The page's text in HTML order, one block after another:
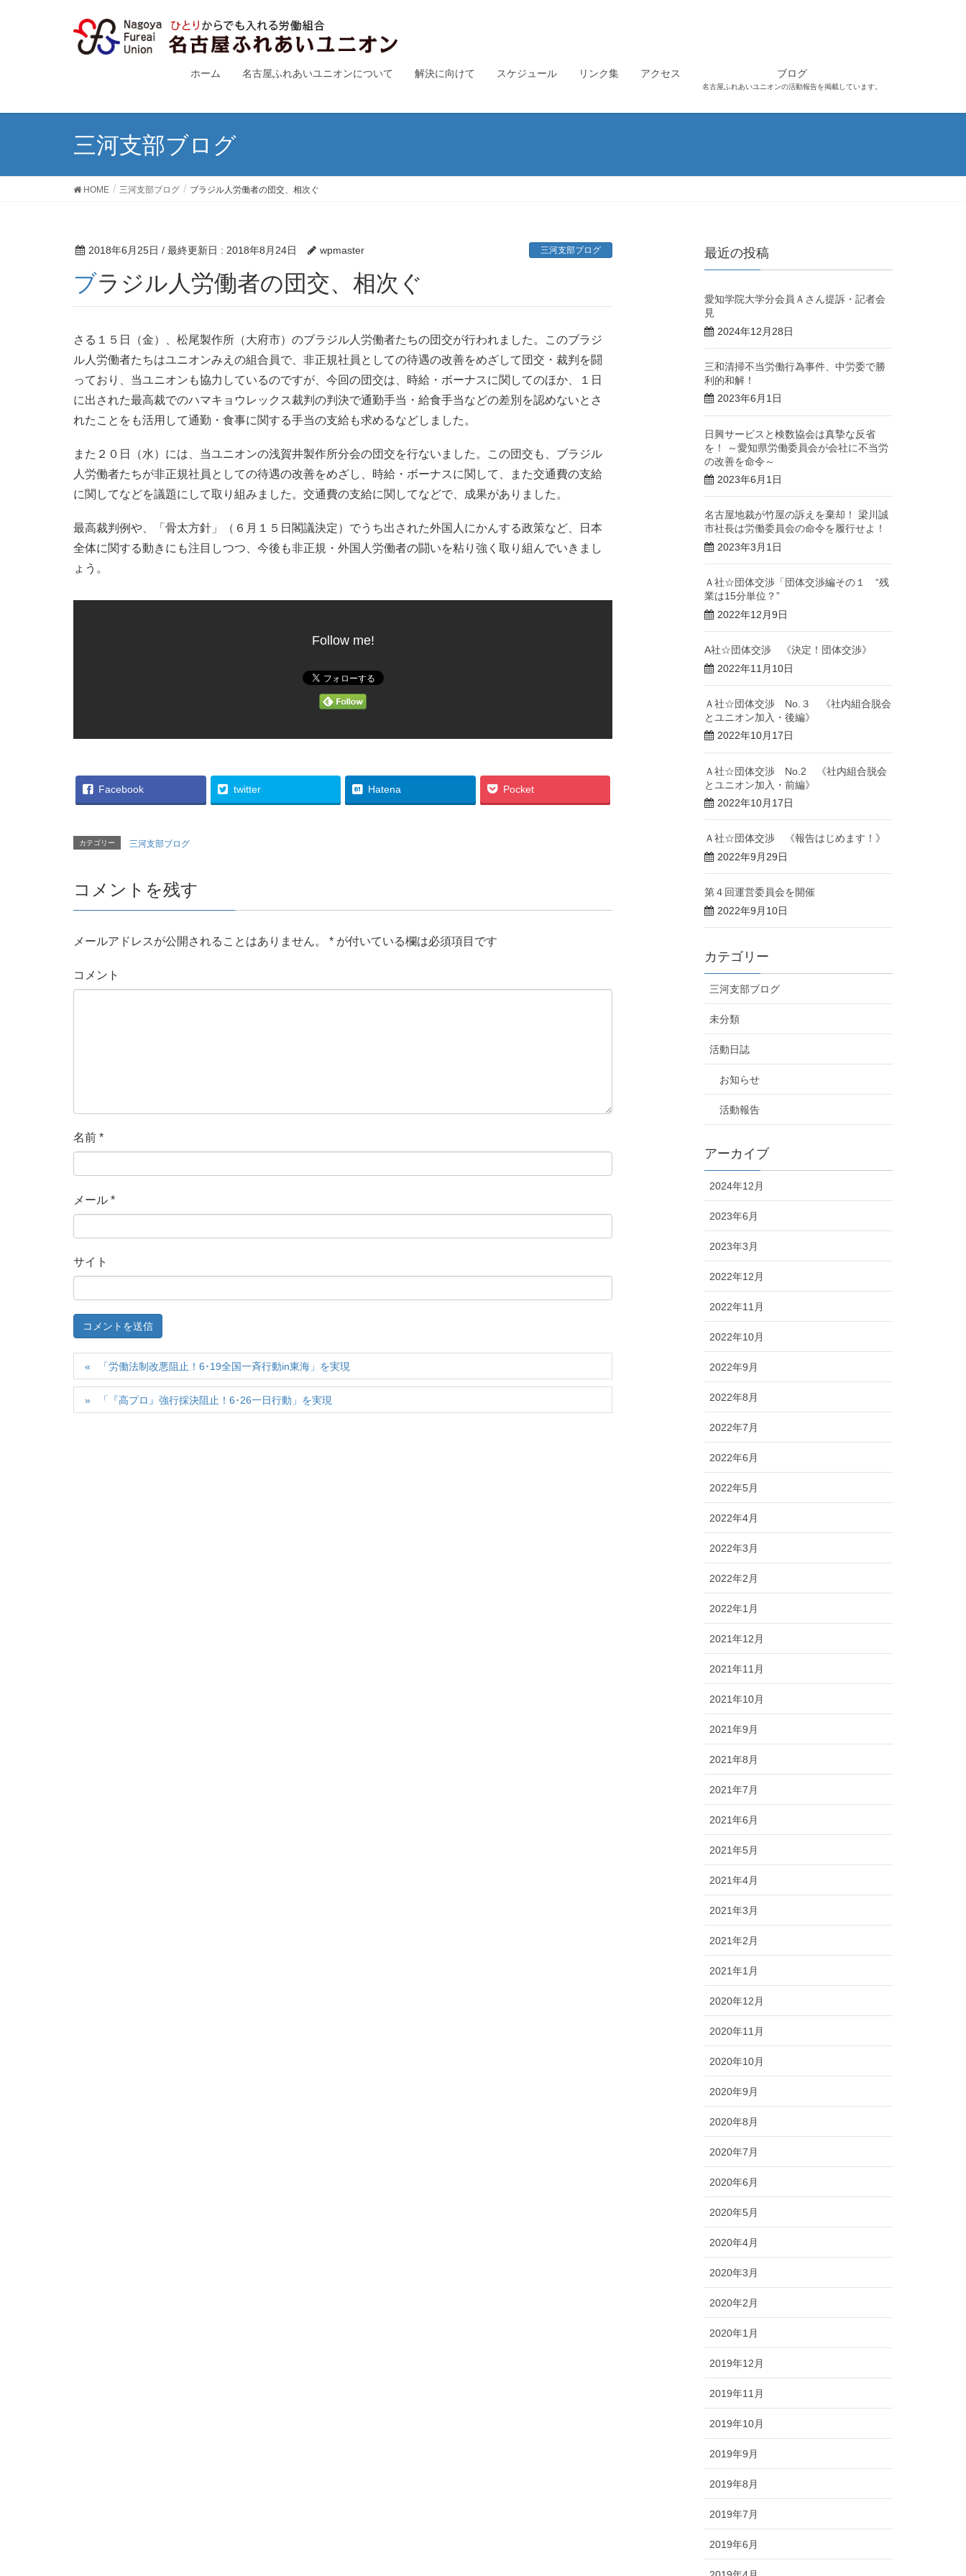
ホーム 名古屋ふれあいユニオンについて 解決に向けて スケジュール リンク集 アクセス ブログ
名古屋ふれあいユニオンの活動報告を掲載しています。
三河支部ブログ
HOME 三河支部ブログ ブラジル人労働者の団交、相次ぐ
2018年6月25日 / 最終更新日 : 2018年8月24日 wpmaster 三河支部ブログ
ブラジル人労働者の団交、相次ぐ
さる１５日（金）、松尾製作所（大府市）のブラジル人労働者たちの団交が行われました。このブラジ
ル人労働者たちはユニオンみえの組合員で、非正規社員としての待遇の改善をめざして団交・裁判を闘
っており、当ユニオンも協力しているのですが、今回の団交は、時給・ボーナスに関してのほか、１日
に出された最高裁でのハマキョウレックス裁判の判決で通勤手当・給食手当などの差別を認めないとさ
れたことをも活用して通勤・食事に関する手当の支給も求めるなどしました。
また２０日（水）には、当ユニオンの浅賀井製作所分会の団交を行ないました。この団交も、ブラジル
人労働者たちが非正規社員としての待遇の改善をめざし、時給・ボーナスに関して、また交通費の支給
に関してなどを議題にして取り組みました。交通費の支給に関してなどで、成果がありました。
最高裁判例や、「骨太方針」（６月１５日閣議決定）でうち出された外国人にかんする政策など、日本
全体に関する動きにも注目しつつ、今後も非正規・外国人労働者の闘いを粘り強く取り組んでいきまし
ょう。
Follow me!
Facebook twitter Hatena Pocket
カテゴリー 三河支部ブログ
コメントを残す
メールアドレスが公開されることはありません。 * が付いている欄は必須項目です
コメント
名前 *
メール *
サイト
「労働法制改悪阻止！6･19全国一斉行動in東海」を実現
「『高プロ』強行採決阻止！6･26一日行動」を実現
最近の投稿
愛知学院大学分会員Ａさん提訴・記者会
見
2024年12月28日
三和清掃不当労働行為事件、中労委で勝
利的和解！
2023年6月1日
日興サービスと検数協会は真摯な反省
を！ ～愛知県労働委員会が会社に不当労
の改善を命令～
2023年6月1日
名古屋地裁が竹屋の訴えを棄却！ 梁川誠
市社長は労働委員会の命令を履行せよ！
2023年3月1日
Ａ社☆団体交渉「団体交渉編その１ “残
業は15分単位？”
2022年12月9日
A社☆団体交渉 《決定！団体交渉》
2022年11月10日
Ａ社☆団体交渉 No.３ 《社内組合脱会
とユニオン加入・後編》
2022年10月17日
Ａ社☆団体交渉 No.2 《社内組合脱会
とユニオン加入・前編》
2022年10月17日
Ａ社☆団体交渉 《報告はじめます！》
2022年9月29日
第４回運営委員会を開催
2022年9月10日
カテゴリー
三河支部ブログ
未分類
活動日誌
お知らせ
活動報告
アーカイブ
2024年12月
2023年6月
2023年3月
2022年12月
2022年11月
2022年10月
2022年9月
2022年8月
2022年7月
2022年6月
2022年5月
2022年4月
2022年3月
2022年2月
2022年1月
2021年12月
2021年11月
2021年10月
2021年9月
2021年8月
2021年7月
2021年6月
2021年5月
2021年4月
2021年3月
2021年2月
2021年1月
2020年12月
2020年11月
2020年10月
2020年9月
2020年8月
2020年7月
2020年6月
2020年5月
2020年4月
2020年3月
2020年2月
2020年1月
2019年12月
2019年11月
2019年10月
2019年9月
2019年8月
2019年7月
2019年6月